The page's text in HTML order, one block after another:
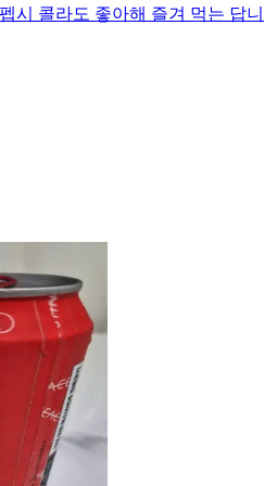
시 콜라도 좋아해 즐겨 먹는 답